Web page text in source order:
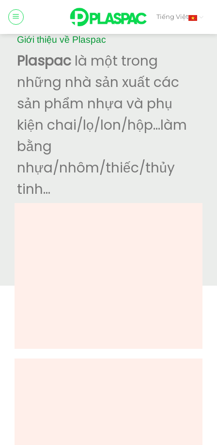
Tiếng Việt
Giới thiệu về Plaspac
Plaspac là một trong
những nhà sản xuất các
sản phẩm nhựa và phụ
kiện chai/lọ/lon/hộp…làm
bằng
nhựa/nhôm/thiếc/thủy
tinh…